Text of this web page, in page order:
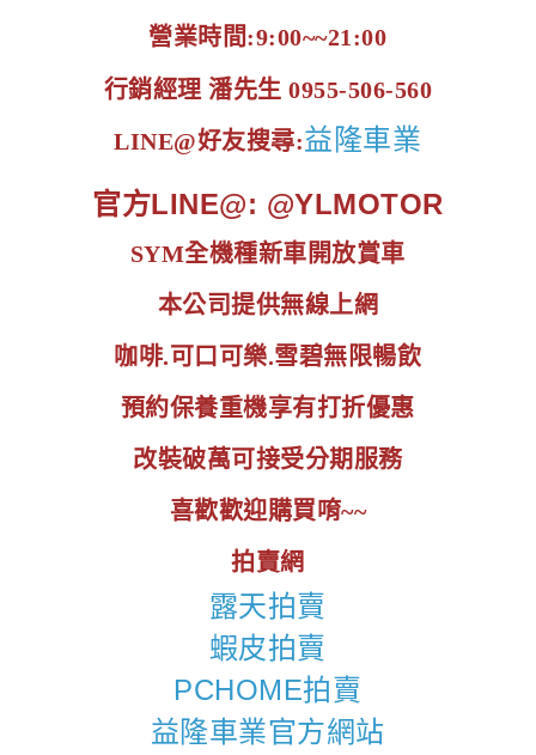
營業時間:9:00~~21:00
行銷經理 潘先生 0955-506-560
LINE@好友搜尋:益隆車業
官方LINE@: @YLMOTOR
SYM全機種新車開放賞車
本公司提供無線上網
咖啡.可口可樂.雪碧無限暢飲
預約保養重機享有打折優惠
改裝破萬可接受分期服務
喜歡歡迎購買唷~~
拍賣網
露天拍賣
蝦皮拍賣
PCHOME拍賣
益隆車業官方網站